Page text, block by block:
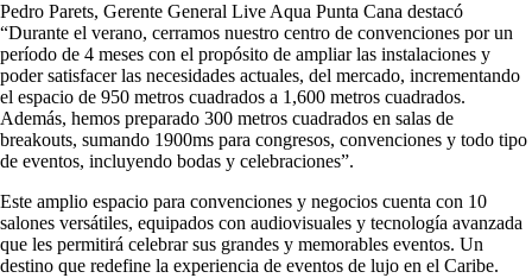
Pedro Parets, Gerente General Live Aqua Punta Cana destacó
“Durante el verano, cerramos nuestro centro de convenciones por un
período de 4 meses con el propósito de ampliar las instalaciones y
poder satisfacer las necesidades actuales, del mercado, incrementando
el espacio de 950 metros cuadrados a 1,600 metros cuadrados.
Además, hemos preparado 300 metros cuadrados en salas de
breakouts, sumando 1900ms para congresos, convenciones y todo tipo
de eventos, incluyendo bodas y celebraciones”.
Este amplio espacio para convenciones y negocios cuenta con 10
salones versátiles, equipados con audiovisuales y tecnología avanzada
que les permitirá celebrar sus grandes y memorables eventos. Un
destino que redefine la experiencia de eventos de lujo en el Caribe.